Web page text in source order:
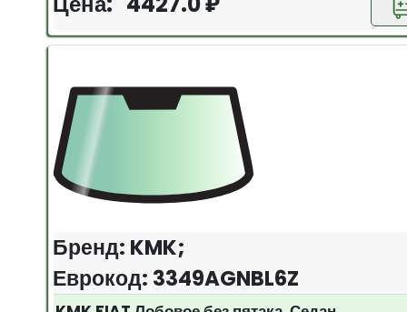
Бренд: KMK;
Еврокод: 3349AGNBL6Z